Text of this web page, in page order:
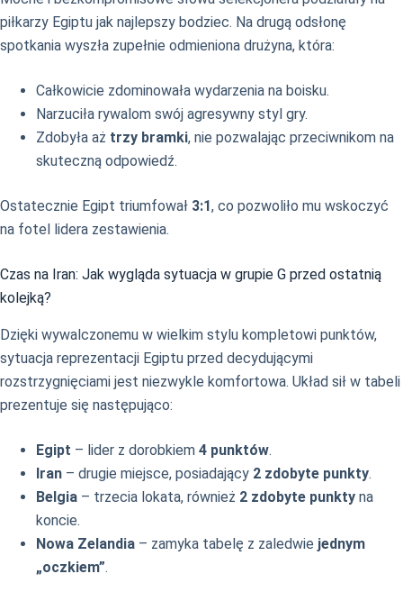
piłkarzy Egiptu jak najlepszy bodziec. Na drugą odsłonę
spotkania wyszła zupełnie odmieniona drużyna, która:
Całkowicie zdominowała wydarzenia na boisku.
Narzuciła rywalom swój agresywny styl gry.
Zdobyła aż trzy bramki, nie pozwalając przeciwnikom na
skuteczną odpowiedź.
Ostatecznie Egipt triumfował 3:1, co pozwoliło mu wskoczyć
na fotel lidera zestawienia.
Czas na Iran: Jak wygląda sytuacja w grupie G przed ostatnią
kolejką?
Dzięki wywalczonemu w wielkim stylu kompletowi punktów,
sytuacja reprezentacji Egiptu przed decydującymi
rozstrzygnięciami jest niezwykle komfortowa. Układ sił w tabeli
prezentuje się następująco:
Egipt – lider z dorobkiem 4 punktów.
Iran – drugie miejsce, posiadający 2 zdobyte punkty.
Belgia – trzecia lokata, również 2 zdobyte punkty na
koncie.
Nowa Zelandia – zamyka tabelę z zaledwie jednym
„oczkiem”.